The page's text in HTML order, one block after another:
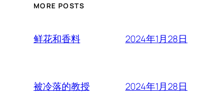
MORE POSTS
鲜花和香料 2024年1月28日
被冷落的教授 2024年1月28日